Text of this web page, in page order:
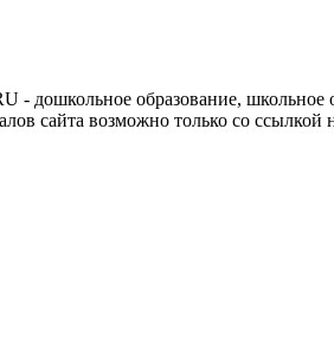
- дошкольное образование, школьное
сайта возможно только со ссылкой